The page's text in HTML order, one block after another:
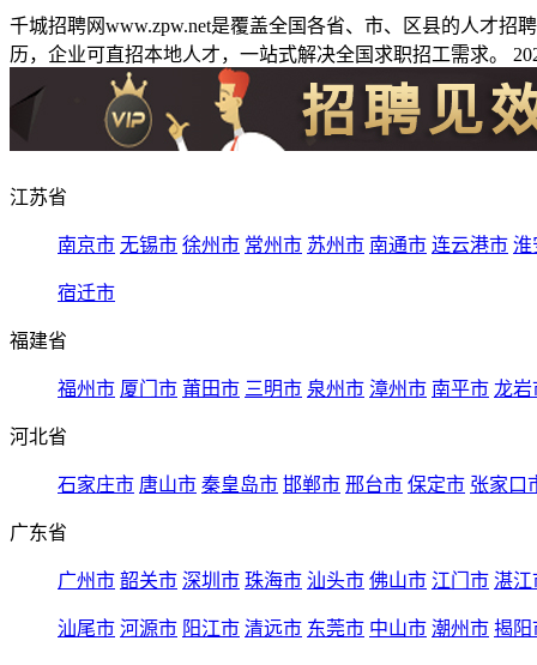
千城招聘网www.zpw.net是覆盖全国各省、市、区县的人才
历，企业可直招本地人才，一站式解决全国求职招工需求。
江苏省
南京市 无锡市 徐州市 常州市 苏州市 南通市 连云港市 淮
宿迁市
福建省
福州市 厦门市 莆田市 三明市 泉州市 漳州市 南平市 龙岩
河北省
石家庄市 唐山市 秦皇岛市 邯郸市 邢台市 保定市 张家口
广东省
广州市 韶关市 深圳市 珠海市 汕头市 佛山市 江门市 湛江
汕尾市 河源市 阳江市 清远市 东莞市 中山市 潮州市 揭阳